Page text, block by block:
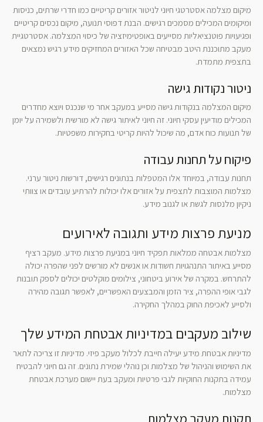
מיקום מצלמה אסטרטגי חיוני לניטור אזורים קריטיים כמו חדרי שרתים, כניסות
ומיקומים המכילים מסמכים רגישים. הבנת דפוסי תנועה, מיקום נכסים קריטיים
ופגיעויות פוטנציאליות מסייעים באופטימיזציה של כיסוי המצלמה. אסטרטגיית
מעקב מתוכננת היטב מבטיחה שכל האזורים המחזיקים מידע רגיש נמצאים
בתצפית מתמדת.
ניטור נקודות גישה
מיקום המצלמה בנקודות גישה מסייע במעקב אחר מי שנכנס ויוצא מחדרים
המכילים מודיעין עסקי חיוני. זה חיוני לאיתור גישה לא מורשית ולשמירה על יומן
של תנועות כוח אדם, מה שיכול להיות קריטי בחקירות משפטיות.
פיקוח על תחנות עבודה
תחנות עבודה, במיוחד אלו המטפלות בנתונים רגישים, דורשות ניטור ערני.
מצלמות המוצבות לתצפית על אזורים אלו יכולות להרתיע עובדים או צוותי
ניקיון מלנסות לגשת או לגנוב מידע.
מניעת פרצות מידע ותגובה לאירועים
מצלמות אבטחה ממלאות תפקיד חיוני במניעת פרצות מידע. מעקב רציף
מסייע באיתור התנהגויות חשודות או אנשים לא מורשים לפני שהפרה יכולה
להתרחש. במקרה של אירוע ביטחוני, צילומים מוקלטים יכולים לספק תובנות
לגבי אופי ההפרה, ציר הזמן והמבצעים האפשריים, לאפשר תגובה מהירה
ולסייע לאכיפת החוק במהלך החקירה.
שילוב מעקבים במדיניות אבטחת המידע שלך
מדיניות אבטחת מידע יעילה חייבת לכלול מעקב פיזי. מדיניות זו צריכה לתאר
את השימוש והניהול של מצלמות וכן נוהלי שמירת נתונים. זה גם חיוני להבטיח
עמידה בתקנות החוקיות לגבי פרטיות ומעקב בעת יישום מערכת אבטחת
מצלמות.
תקנות מעקב מצלמות